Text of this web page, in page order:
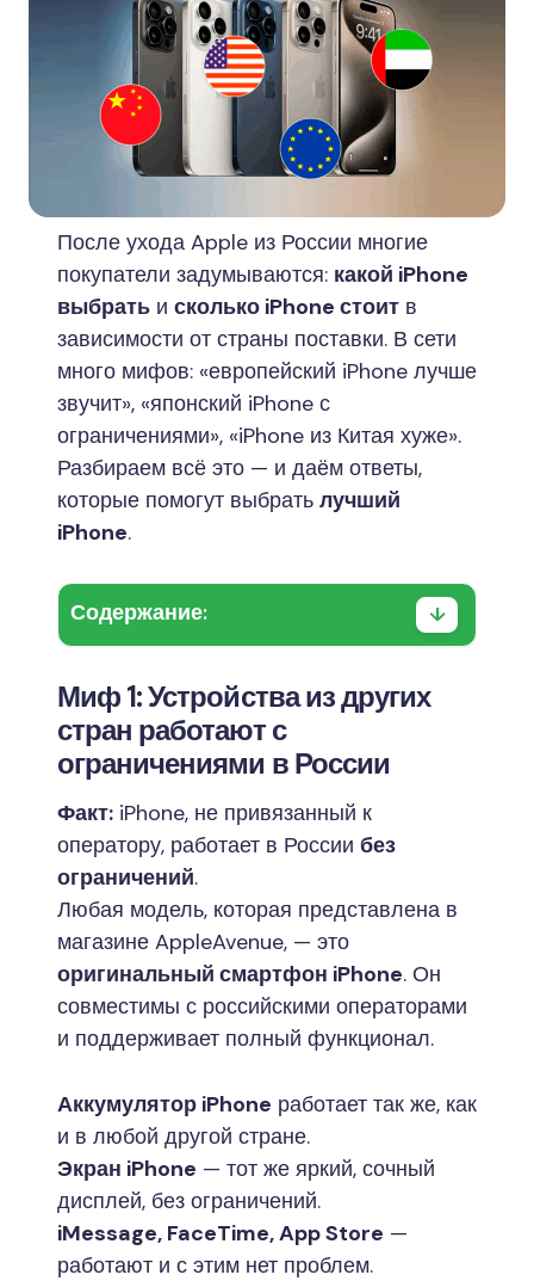
После ухода Apple из России многие
покупатели задумываются: какой iPhone
выбрать и сколько iPhone стоит в
зависимости от страны поставки. В сети
много мифов: «европейский iPhone лучше
звучит», «японский iPhone с
ограничениями», «iPhone из Китая хуже».
Разбираем всё это — и даём ответы,
которые помогут выбрать лучший
iPhone.
Содержание:
Миф 1: Устройства из других
стран работают с
ограничениями в России
Факт: iPhone, не привязанный к
оператору, работает в России без
ограничений.
Любая модель, которая представлена в
магазине AppleAvenue, — это
оригинальный смартфон iPhone. Он
совместимы с российскими операторами
и поддерживает полный функционал.
Аккумулятор iPhone работает так же, как
и в любой другой стране.
Экран iPhone — тот же яркий, сочный
дисплей, без ограничений.
iMessage, FaceTime, App Store —
работают и с этим нет проблем.